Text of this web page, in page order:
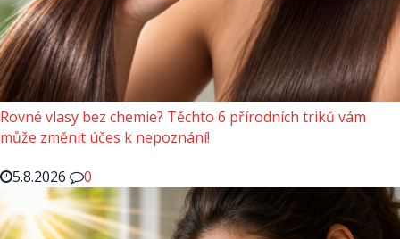
Rovné vlasy bez chemie? Těchto 6 přírodních triků vám
může změnit účes k nepoznání!
5.8.2026
0